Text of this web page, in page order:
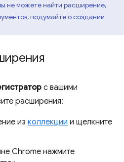
не можете найти расширение,
подумайте осоздании
с вашими
расширения:
из коллекции и щелкните
Chrome нажмите